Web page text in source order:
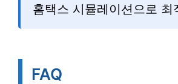
홈택스 시뮬레이션으로 최
FAQ